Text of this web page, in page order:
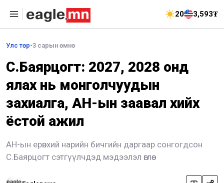
20 3,593₮
Улс төр•3 сарын өмнө
С.Баярцогт: 2027, 2028 онд
ялах нь монголчуудын
захиалга, АН-ын заавал хийх
ёстой ажил
АН-ын ерөнхий нарийн бичгийн даргаар сонгогдсон
С.Баярцогт сэтгүүлчдэд мэдээлэл өглөө